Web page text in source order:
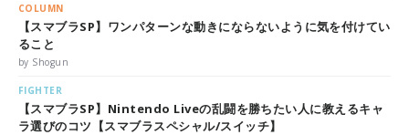
COLUMN
【スマブラSP】ワンパターンな動きにならないように気を付けてい
ること
by Shogun
FIGHTER
【スマブラSP】Nintendo Liveの乱闘を勝ちたい人に教えるキャ
ラ選びのコツ【スマブラスペシャル/スイッチ】